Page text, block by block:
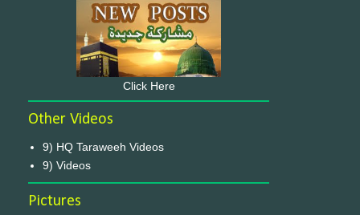
Click Here
Other Videos
9) HQ Taraweeh Videos
9) Videos
Pictures